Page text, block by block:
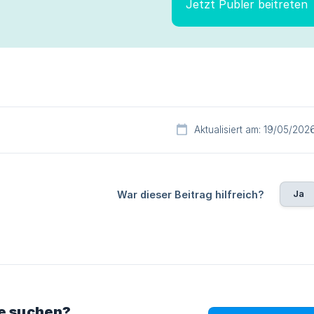
Jetzt Publer beitreten
Aktualisiert am: 19/05/
War dieser Beitrag hilfreich? Ja